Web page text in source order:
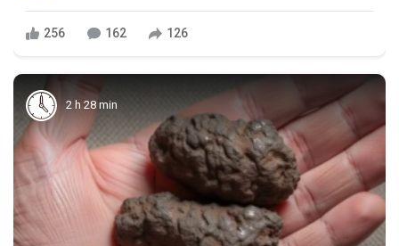
256 162 126
2 h 28 min